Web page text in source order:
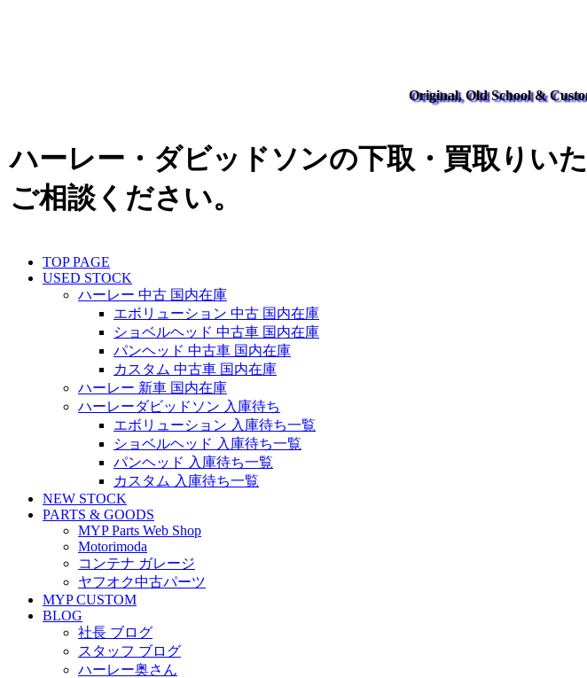
Original, Old School &
ハーレー・ダビッドソンの下取・買取りい
ご相談ください。
TOP PAGE
USED STOCK
ハーレー 中古 国内在庫
エボリューション 中古 国内在庫
ショベルヘッド 中古車 国内在庫
パンヘッド 中古車 国内在庫
カスタム 中古車 国内在庫
ハーレー 新車 国内在庫
ハーレーダビッドソン 入庫待ち
エボリューション 入庫待ち一覧
ショベルヘッド 入庫待ち一覧
パンヘッド 入庫待ち一覧
カスタム 入庫待ち一覧
NEW STOCK
PARTS & GOODS
MYP Parts Web Shop
Motorimoda
コンテナ ガレージ
ヤフオク中古パーツ
MYP CUSTOM
BLOG
社長 ブログ
スタッフ ブログ
ハーレー奥さん